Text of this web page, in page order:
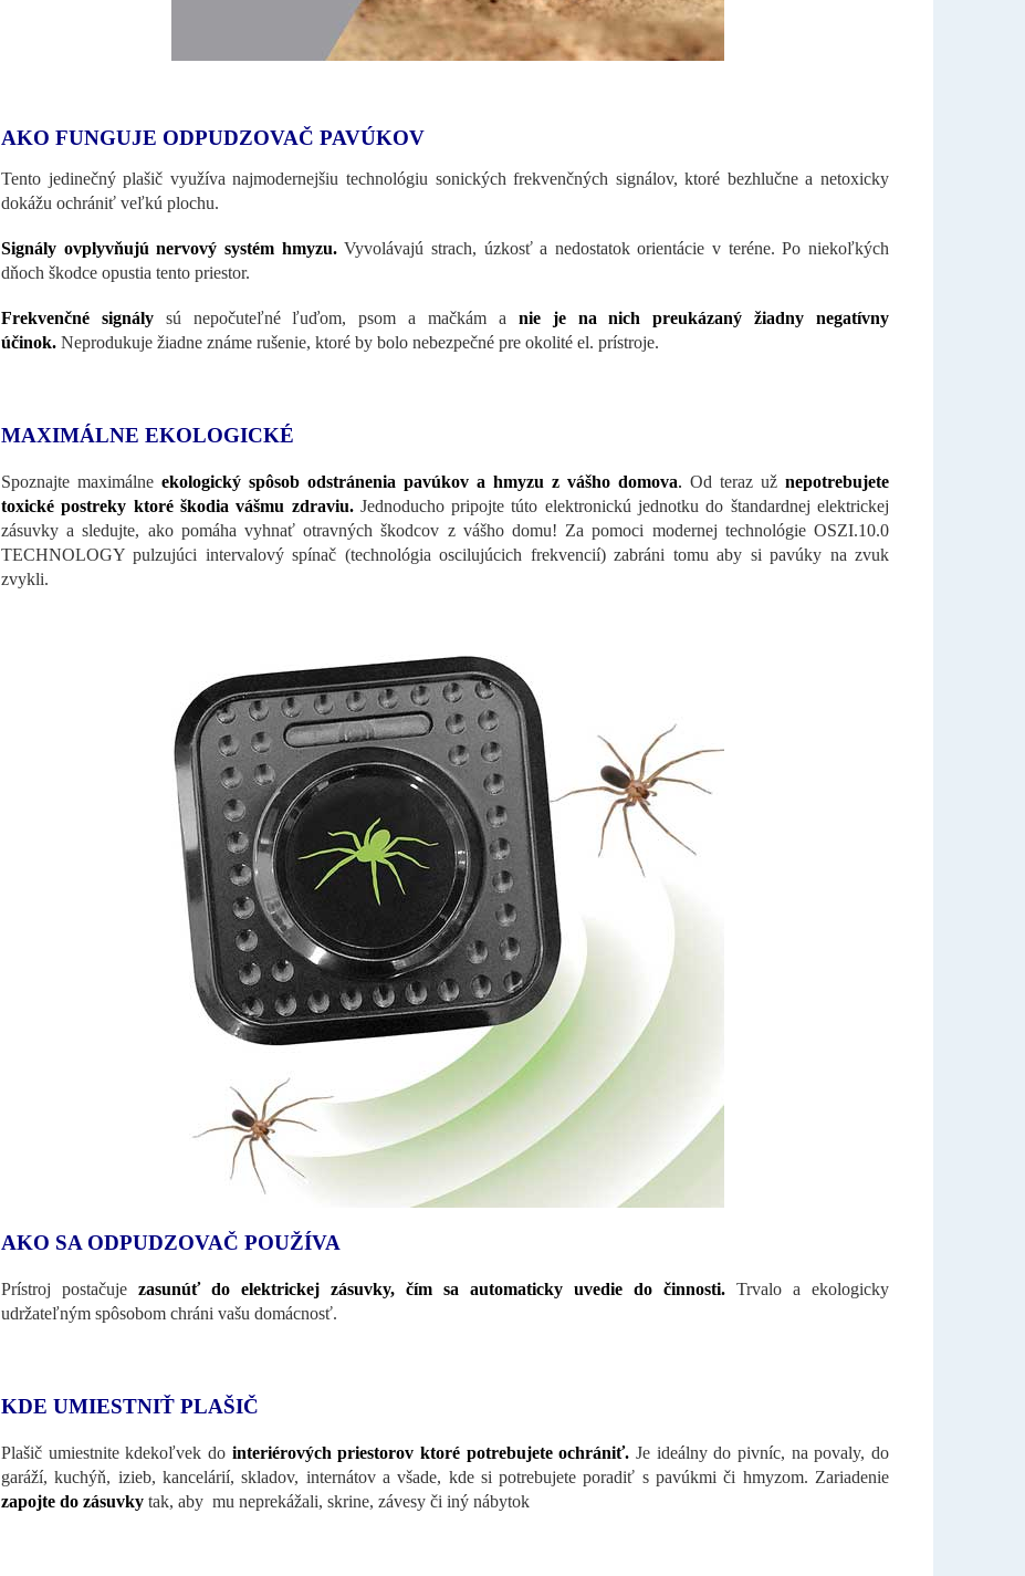
AKO FUNGUJE ODPUDZOVAČ PAVÚKOV
Tento jedinečný plašič využíva najmodernejšiu technológiu sonických frekvenčných signálov, ktoré bezhlučne a netoxicky
dokážu ochrániť veľkú plochu.
Signály ovplyvňujú nervový systém hmyzu.Vyvolávajú strach, úzkosť a nedostatok orientácie v teréne. Po niekoľkých
dňoch škodce opustia tento priestor.
Frekvenčné signálysú nepočuteľné ľuďom, psom a mačkám a nie je na nich preukázaný žiadny negatívny
účinok. Neprodukuje žiadne známe rušenie, ktoré by bolo nebezpečné pre okolité el. prístroje.
MAXIMÁLNE EKOLOGICKÉ
Spoznajte maximálne ekologický spôsob odstránenia pavúkov a hmyzu z vášho domova. Od teraz už nepotrebujete
toxické postreky ktoré škodia vášmu zdraviu.Jednoducho pripojte túto elektronickú jednotku do štandardnej elektrickej
zásuvky a sledujte, ako pomáha vyhnať otravných škodcov z vášho domu! Za pomoci modernej technológie OSZI.10.0
TECHNOLOGY pulzujúci intervalový spínač (technológia oscilujúcich frekvencií) zabráni tomu aby si pavúky na zvuk
zvykli.
AKO SA ODPUDZOVAČ POUŽÍVA
Prístroj postačuje zasunúť do elektrickej zásuvky, čím sa automaticky uvedie do činnosti. Trvalo a ekologicky
udržateľným spôsobom chráni vašu domácnosť.
KDE UMIESTNIŤ PLAŠIČ
Plašič umiestnite kdekoľvek do interiérových priestorov ktoré potrebujete ochrániť. Je ideálny do pivníc, na povaly, do
garáží, kuchýň, izieb, kancelárií, skladov, internátov a všade, kde si potrebujete poradiť s pavúkmi či hmyzom. Zariadenie
zapojte do zásuvky tak, aby mu neprekážali, skrine, závesy či iný nábytok